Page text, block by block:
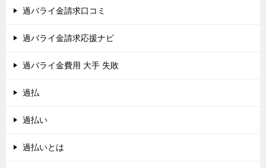
過バライ金請求口コミ
過バライ金請求応援ナビ
過バライ金費用 大手 失敗
過払
過払い
過払いとは